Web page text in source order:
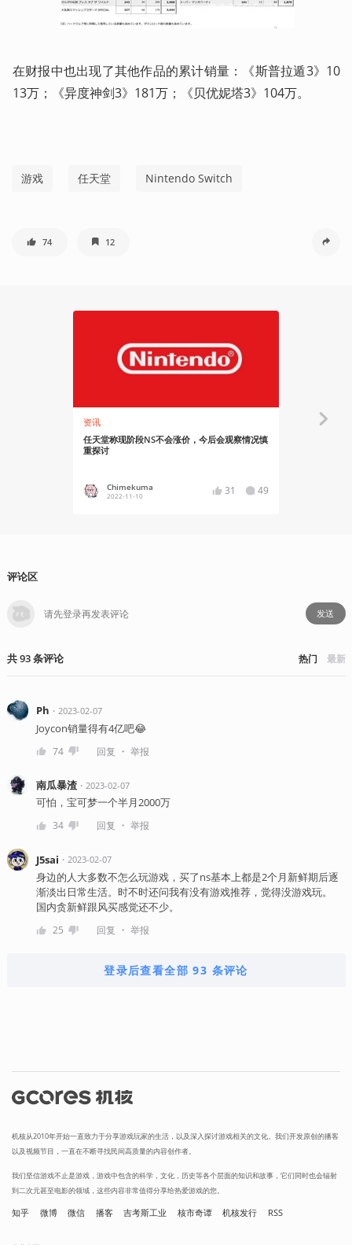
在财报中也出现了其他作品的累计销量：《斯普拉遁3》10
13万；《异度神剑3》181万；《贝优妮塔3》104万。
游戏 任天堂 Nintendo Switch
74 12
资讯
任天堂称现阶段NS不会涨价，今后会观察情况慎
重探讨
Chimekuma
2022-11-10 31 49
评论区
发送
共93条评论 热门 最新
Ph ・ 2023-02-07
Joycon销量得有4亿吧😂
74 回复 ・ 举报
南瓜暴渣・ 2023-02-07
可怕，宝可梦一个半月2000万
34 回复 ・ 举报
J5sai ・ 2023-02-07
身边的人大多数不怎么玩游戏，买了ns基本上都是2个月新鲜期后逐
渐淡出日常生活。时不时还问我有没有游戏推荐，觉得没游戏玩。
国内贪新鲜跟风买感觉还不少。
25 回复 ・ 举报
登录后查看全部 93 条评论
机核从2010年开始一直致力于分享游戏玩家的生活，以及深入探讨游戏相关的文化。我们开发原创的播客
以及视频节目，一直在不断寻找民间高质量的内容创作者。
我们坚信游戏不止是游戏，游戏中包含的科学，文化，历史等各个层面的知识和故事，它们同时也会辐射
到二次元甚至电影的领域，这些内容非常值得分享给热爱游戏的您。
知乎 微博 微信 播客 吉考斯工业 核市奇谭 机核发行 RSS